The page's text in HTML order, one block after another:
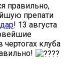
правильно,
препати
! 13 августа
клуба